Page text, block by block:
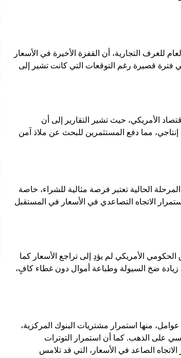
للغرف التجارية، أن القفزة الأخيرة في الأسعار
فقد ارتفع الذهب بأكثر من 100 دولار في فترة قصيرة رغم التوقعات التي كانت تشير إلى
الأمريكي، حيث تشير التقارير إلى أن
300 مليار دولار دون غطاء إنتاجي، مما دفع المستثمرين للبحث عن ملاذ آمن
الحالية تعتبر فرصة مثالية للشراء، خاصة
الاتجاه التصاعدي في الأسعار في المستقبل
الحكومي الأمريكي لم يؤدِ إلى تراجع الأسعار كما
ضخ السيولة وطباعة أموال دون غطاء كافٍ،
منها استمرار مشتريات البنوك المركزية،
على الذهب. كما أن استمرار التوترات
الصاعد في الأسعار، التي قد تلامس